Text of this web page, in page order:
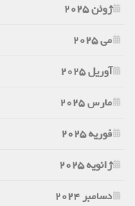
ژوئن 2025
می 2025
آوریل 2025
مارس 2025
فوریه 2025
ژانویه 2025
دسامبر 2024